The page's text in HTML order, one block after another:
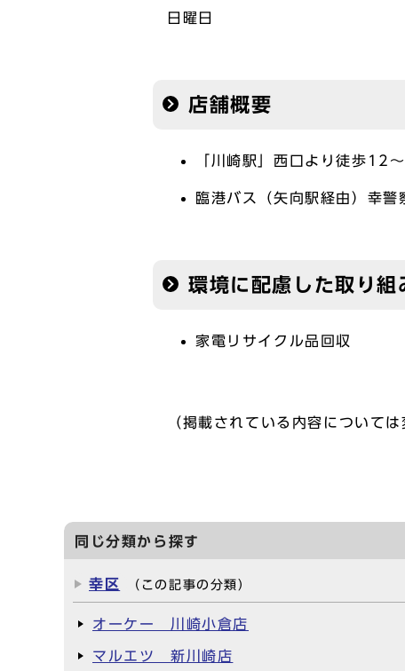
日曜日
店舗概要
「川崎駅」西口より徒歩12
臨港バス（矢向駅経由）幸警
環境に配慮した取り組
家電リサイクル品回収
（掲載されている内容について
同じ分類から探す
幸区 （この記事の分類）
オーケー 川崎小倉店
マルエツ 新川崎店